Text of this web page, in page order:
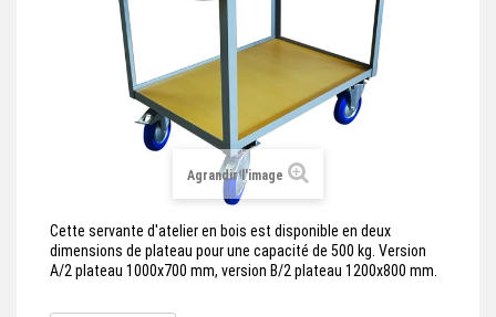
GERBEUR ET CRIC INDUSTRIEL
ACCESSOIRES ET COMPLÉMENTS
Agrandir l'image
Cette servante d'atelier en bois est disponible en deux
dimensions de plateau pour une capacité de 500 kg. Version
A/2 plateau 1000x700 mm, version B/2 plateau 1200x800 mm.